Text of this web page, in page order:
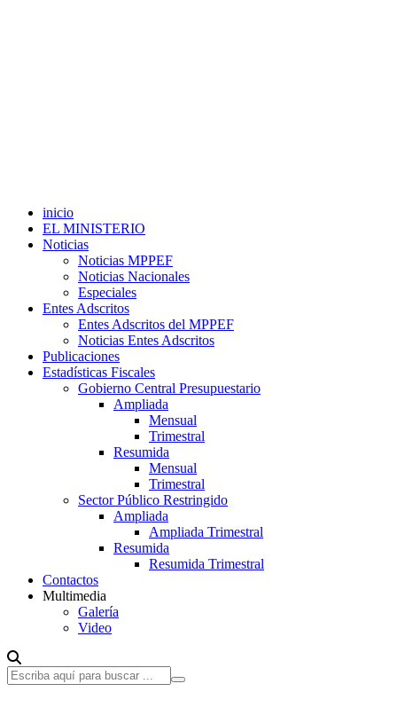
inicio
EL MINISTERIO
Noticias
Noticias MPPEF
Noticias Nacionales
Especiales
Entes Adscritos
Entes Adscritos del MPPEF
Noticias Entes Adscritos
Publicaciones
Estadísticas Fiscales
Gobierno Central Presupuestario
Ampliada
Mensual
Trimestral
Resumida
Mensual
Trimestral
Sector Público Restringido
Ampliada
Ampliada Trimestral
Resumida
Resumida Trimestral
Contactos
Multimedia
Galería
Video